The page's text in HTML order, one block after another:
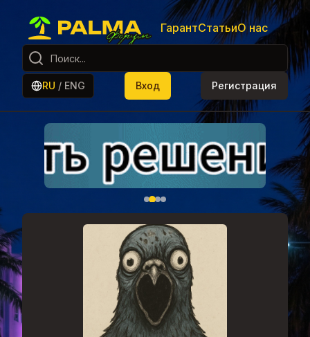
ГарантСтатьиО нас
RU / ENG Вход Регистрация